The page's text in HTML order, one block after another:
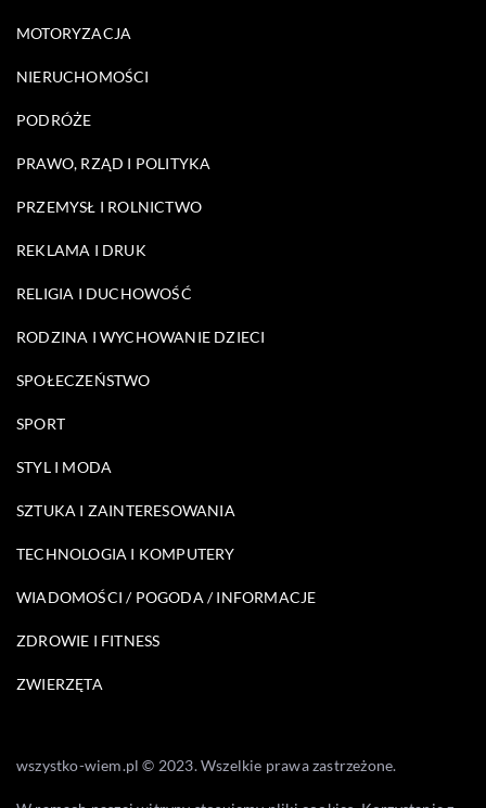
MOTORYZACJA
NIERUCHOMOŚCI
PODRÓŻE
PRAWO, RZĄD I POLITYKA
PRZEMYSŁ I ROLNICTWO
REKLAMA I DRUK
RELIGIA I DUCHOWOŚĆ
RODZINA I WYCHOWANIE DZIECI
SPOŁECZEŃSTWO
SPORT
STYL I MODA
SZTUKA I ZAINTERESOWANIA
TECHNOLOGIA I KOMPUTERY
WIADOMOŚCI / POGODA / INFORMACJE
ZDROWIE I FITNESS
ZWIERZĘTA
wszystko-wiem.pl © 2023. Wszelkie prawa zastrzeżone.